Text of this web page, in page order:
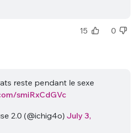
15 0
reste pendant le sexe
smiRxCdGVc
2.0 (@ichig4o) July 3,